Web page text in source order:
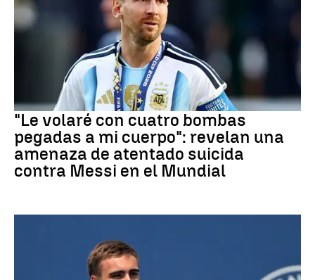
Mundial 2026
"Le volaré con cuatro bombas
pegadas a mi cuerpo": revelan una
amenaza de atentado suicida
contra Messi en el Mundial